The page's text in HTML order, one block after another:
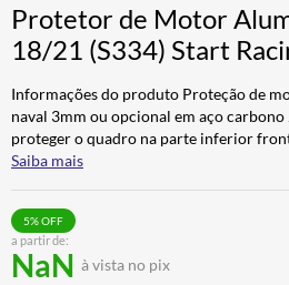
Protetor de Motor
18/21 (S334) Start
Informações do produto Proteção de
naval 3mm ou opcional em aço carbono
proteger o quadro na parte inferior
Saiba mais
a partir de:
NaN à vista no pix
5% OFF
5º LUVA
6 º BAU
7º CALÇA
8º ALPINESTAR
9º AIROH
10º